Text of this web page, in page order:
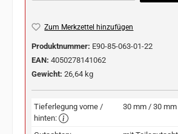
Zum Merkzettel hinzufügen
Produktnummer: E90-85-063-01-22
EAN: 4050278141062
Gewicht: 26,64 kg
Tieferlegung vorne /
hinten:
30 mm / 30 mm